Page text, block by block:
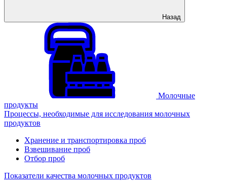
Назад
Молочные
продукты
Процессы, необходимые для исследования молочных
продуктов
Хранение и транспортировка проб
Взвешивание проб
Отбор проб
Показатели качества молочных продуктов